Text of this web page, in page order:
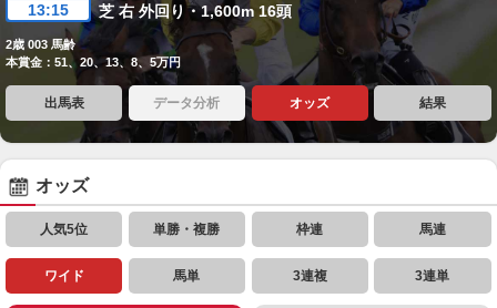
13:15 芝 右 外回り・1,600m 16頭
2歳 003 馬齢
本賞金：51、20、13、8、5万円
出馬表 データ分析 オッズ 結果
オッズ
人気5位 単勝・複勝 枠連 馬連
ワイド 馬単 3連複 3連単